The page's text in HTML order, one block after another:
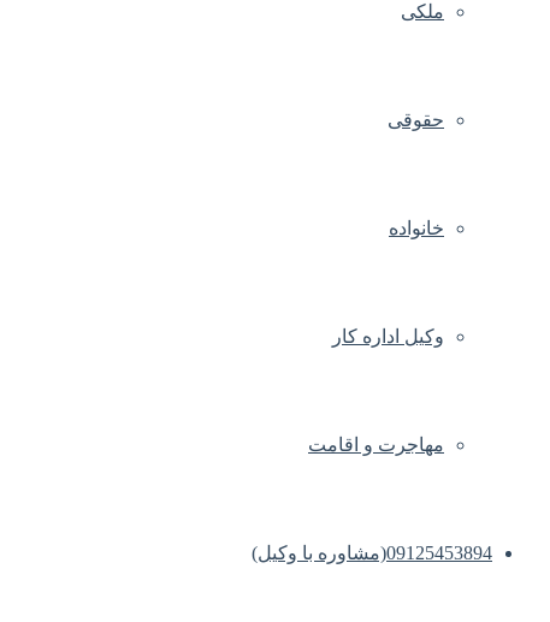
ملکی
حقوقی
خانواده
وکیل اداره کار
مهاجرت و اقامت
09125453894(مشاوره با وکیل)